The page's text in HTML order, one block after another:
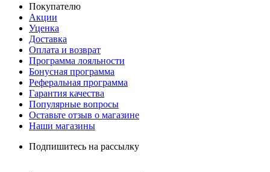
Покупателю
Акции
Уценка
Доставка
Оплата и возврат
Программа лояльности
Бонусная программа
Реферальная программа
Гарантия качества
Популярные вопросы
Оставьте отзыв о магазине
Наши магазины
Подпишитесь на рассылку